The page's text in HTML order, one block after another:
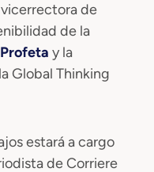
vicerrectora de
de la
y la
Global Thinking
estará a cargo
de Corriere